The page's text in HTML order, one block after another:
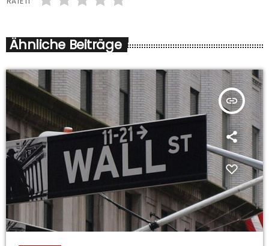
Ähnliche Beiträge
insert_link